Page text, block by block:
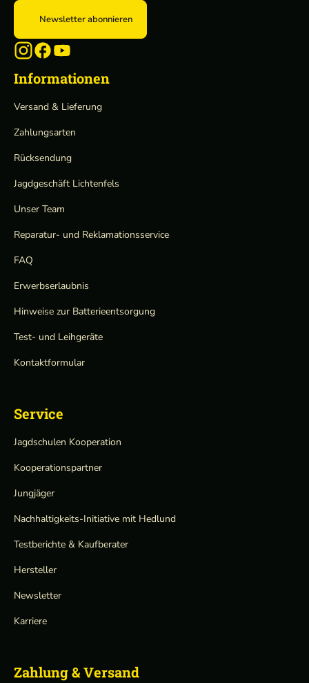
Newsletter abonnieren
Informationen
Versand & Lieferung
Zahlungsarten
Rücksendung
Jagdgeschäft Lichtenfels
Unser Team
Reparatur- und Reklamationsservice
FAQ
Erwerbserlaubnis
Hinweise zur Batterieentsorgung
Test- und Leihgeräte
Kontaktformular
Service
Jagdschulen Kooperation
Kooperationspartner
Jungjäger
Nachhaltigkeits-Initiative mit Hedlund
Testberichte & Kaufberater
Hersteller
Newsletter
Karriere
Zahlung & Versand